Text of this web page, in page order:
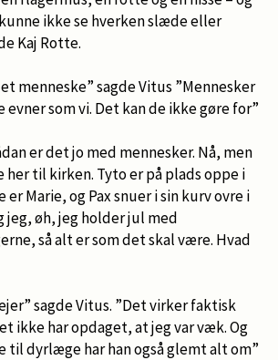
ikke se hverken slæde eller
Kaj Rotte.
menneske” sagde Vitus ”Mennesker
evner som vi. Det kan de ikke gøre for”
er det jo med mennesker. Nå, men
her til kirken. Tyto er på plads oppe i
Marie, og Pax snuer i sin kurv ovre i
øh, jeg holder jul med
så alt er som det skal være. Hvad
sagde Vitus. ”Det virker faktisk
ikke har opdaget, at jeg var væk. Og
til dyrlæge har han også glemt alt om”